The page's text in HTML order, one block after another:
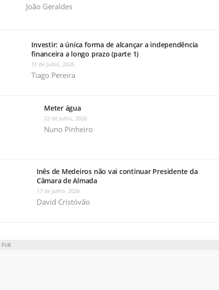
João Geraldes
Investir: a única forma de alcançar a independência
financeira a longo prazo (parte 1)
31 de Julho, 2026
Tiago Pereira
Meter água
22 de Julho, 2026
Nuno Pinheiro
Inês de Medeiros não vai continuar Presidente da
Câmara de Almada
17 de Julho, 2026
David Cristóvão
PUB